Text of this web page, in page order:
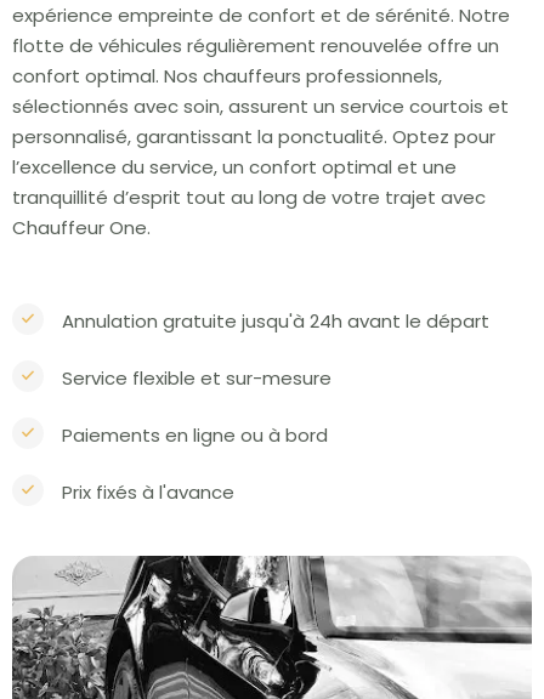
expérience empreinte de confort et de sérénité. Notre
flotte de véhicules régulièrement renouvelée offre un
confort optimal. Nos chauffeurs professionnels,
sélectionnés avec soin, assurent un service courtois et
personnalisé, garantissant la ponctualité. Optez pour
l’excellence du service, un confort optimal et une
tranquillité d’esprit tout au long de votre trajet avec
Chauffeur One.
Annulation gratuite jusqu'à 24h avant le départ
Service flexible et sur-mesure
Paiements en ligne ou à bord
Prix fixés à l'avance